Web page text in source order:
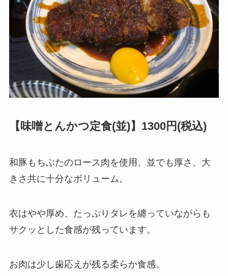
【味噌とんかつ定食(並)】1300円(税込)
和豚もちぶたのロース肉を使用、並でも厚さ、大
きさ共に十分なボリューム。
衣はやや厚め、たっぷりタレを纏っていながらも
サクッとした食感が残っています。
お肉は少し歯応えが残る柔らか食感。